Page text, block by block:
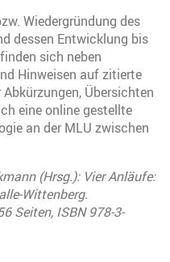
Wiedergründung des
dessen Entwicklung bis
sich neben
Hinweisen auf zitierte
Übersichten
eine online gestellte
an der MLU zwischen
(Hrsg.): Vier Anläufe:
Wittenberg.
Seiten, ISBN 978-3-